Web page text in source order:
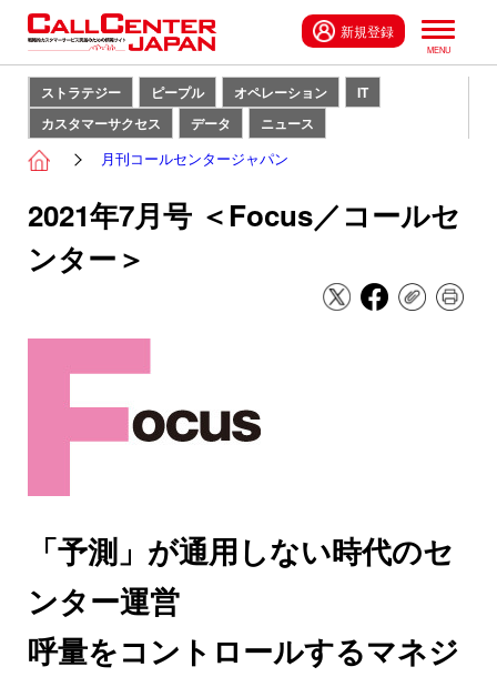
新規登録
ストラテジー ピープル オペレーション
IT
カスタマーサクセス
データ ニュース
月刊コールセンタージャパン
2021年7月号 ＜Focus／コールセ
ンター＞
「予測」が通用しない時代のセ
ンター運営
呼量をコントロールするマネジ